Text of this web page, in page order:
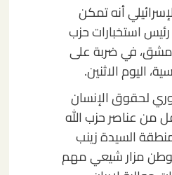
أنه تمكن
استخبارات حزب
في ضربة على
اليوم الاثنين.
لحقوق الإنسان
من عناصر حزب الله
السيدة زينب
مزار شيعي مهم